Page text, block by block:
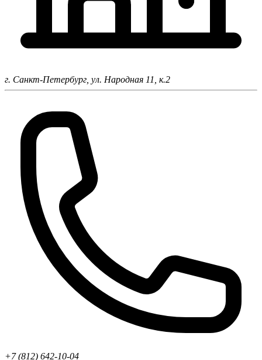
г. Санкт-Петербург, ул. Народная 11, к.2
+7 (812) 642-10-04